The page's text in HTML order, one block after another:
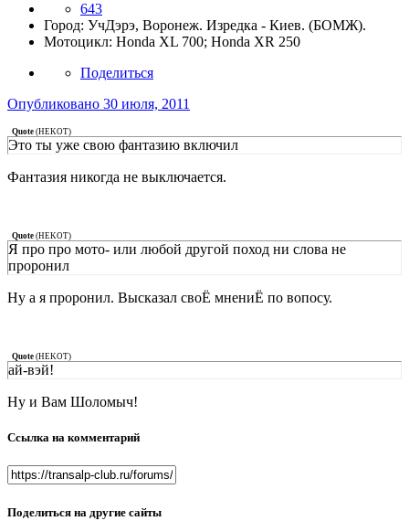
643
Город: УчДэрэ, Воронеж. Изредка - Киев. (БОМЖ).
Мотоцикл: Honda XL 700; Honda XR 250
Поделиться
Опубликовано 30 июля, 2011
Quote (HEKOT)
Это ты уже свою фантазию включил
Фантазия никогда не выключается.
Quote (HEKOT)
Я про про мото- или любой другой поход ни слова не
проронил
Ну а я проронил. Высказал своЁ мнениЁ по вопосу.
Quote (HEKOT)
ай-вэй!
Ну и Вам Шоломыч!
Ссылка на комментарий
Поделиться на другие сайты